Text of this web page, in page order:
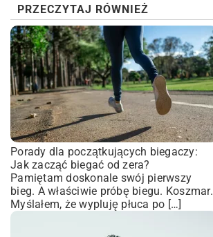
PRZECZYTAJ RÓWNIEŻ
Porady dla początkujących biegaczy:
Jak zacząć biegać od zera?
Pamiętam doskonale swój pierwszy
bieg. A właściwie próbę biegu. Koszmar.
Myślałem, że wypluję płuca po […]